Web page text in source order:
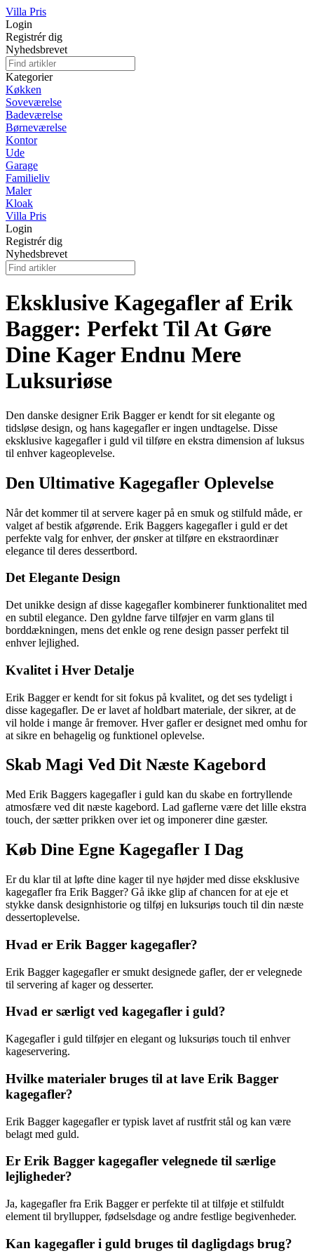
Villa Pris
Login
Registrér dig
Nyhedsbrevet
Kategorier
Køkken
Soveværelse
Badeværelse
Børneværelse
Kontor
Ude
Garage
Familieliv
Maler
Kloak
Villa Pris
Login
Registrér dig
Nyhedsbrevet
Eksklusive Kagegafler af Erik
Bagger: Perfekt Til At Gøre
Dine Kager Endnu Mere
Luksuriøse
Den danske designer Erik Bagger er kendt for sit elegante og
tidsløse design, og hans kagegafler er ingen undtagelse. Disse
eksklusive kagegafler i guld vil tilføre en ekstra dimension af luksus
til enhver kageoplevelse.
Den Ultimative Kagegafler Oplevelse
Når det kommer til at servere kager på en smuk og stilfuld måde, er
valget af bestik afgørende. Erik Baggers kagegafler i guld er det
perfekte valg for enhver, der ønsker at tilføre en ekstraordinær
elegance til deres dessertbord.
Det Elegante Design
Det unikke design af disse kagegafler kombinerer funktionalitet med
en subtil elegance. Den gyldne farve tilføjer en varm glans til
borddækningen, mens det enkle og rene design passer perfekt til
enhver lejlighed.
Kvalitet i Hver Detalje
Erik Bagger er kendt for sit fokus på kvalitet, og det ses tydeligt i
disse kagegafler. De er lavet af holdbart materiale, der sikrer, at de
vil holde i mange år fremover. Hver gafler er designet med omhu for
at sikre en behagelig og funktionel oplevelse.
Skab Magi Ved Dit Næste Kagebord
Med Erik Baggers kagegafler i guld kan du skabe en fortryllende
atmosfære ved dit næste kagebord. Lad gaflerne være det lille ekstra
touch, der sætter prikken over iet og imponerer dine gæster.
Køb Dine Egne Kagegafler I Dag
Er du klar til at løfte dine kager til nye højder med disse eksklusive
kagegafler fra Erik Bagger? Gå ikke glip af chancen for at eje et
stykke dansk designhistorie og tilføj en luksuriøs touch til din næste
dessertoplevelse.
Hvad er Erik Bagger kagegafler?
Erik Bagger kagegafler er smukt designede gafler, der er velegnede
til servering af kager og desserter.
Hvad er særligt ved kagegafler i guld?
Kagegafler i guld tilføjer en elegant og luksuriøs touch til enhver
kageservering.
Hvilke materialer bruges til at lave Erik Bagger
kagegafler?
Erik Bagger kagegafler er typisk lavet af rustfrit stål og kan være
belagt med guld.
Er Erik Bagger kagegafler velegnede til særlige
lejligheder?
Ja, kagegafler fra Erik Bagger er perfekte til at tilføje et stilfuldt
element til bryllupper, fødselsdage og andre festlige begivenheder.
Kan kagegafler i guld bruges til dagligdags brug?